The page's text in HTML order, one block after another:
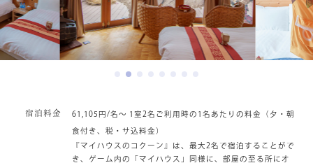
宿泊料金 61,105円/名～ 1室2名ご利用時の1名あたりの料金（夕・朝
食付き、税・サ込料金）
『マイハウスのコクーン』は、最大2名で宿泊することがで
き、ゲーム内の「マイハウス」同様に、部屋の至る所にオ